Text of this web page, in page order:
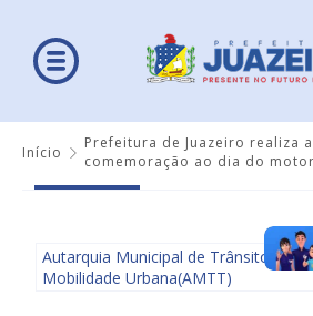
Início
Prefeitura de Juazeiro realiza
comemoração ao dia do
Autarquia Municipal de Trânsito e
Mobilidade Urbana(AMTT)